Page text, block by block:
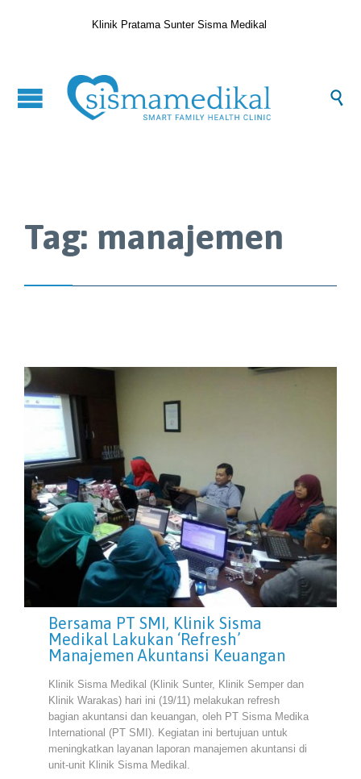
Klinik Pratama Sunter Sisma Medikal

Tag: manajemen
Bersama PT SMI, Klinik Sisma
Medikal Lakukan ‘Refresh’
Manajemen Akuntansi Keuangan
Klinik Sisma Medikal (Klinik Sunter, Klinik Semper dan
Klinik Warakas) hari ini (19/11) melakukan refresh
bagian akuntansi dan keuangan, oleh PT Sisma Medika
International (PT SMI). Kegiatan ini bertujuan untuk
meningkatkan layanan laporan manajemen akuntansi di
unit-unit Klinik Sisma Medikal.